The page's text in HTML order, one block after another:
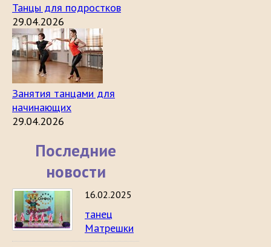
Танцы для подростков
29.04.2026
Занятия танцами для
начинающих
29.04.2026
Последние
новости
16.02.2025
танец
Матрешки